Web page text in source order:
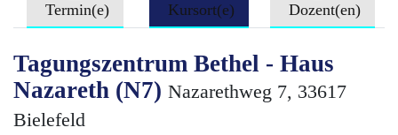
Termin(e) Kursort(e) Dozent(en)
Tagungszentrum Bethel - Haus
Nazareth (N7) Nazarethweg 7, 33617
Bielefeld